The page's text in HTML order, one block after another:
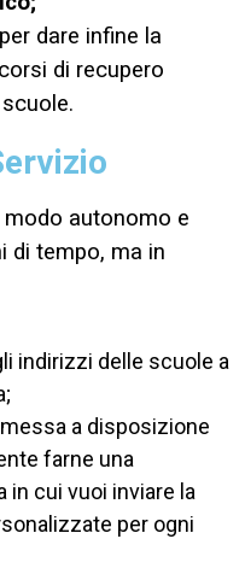
dare infine la
di recupero
modo autonomo e
di tempo, ma in
indirizzi delle scuole a
a disposizione
farne una
cui vuoi inviare la
per ogni